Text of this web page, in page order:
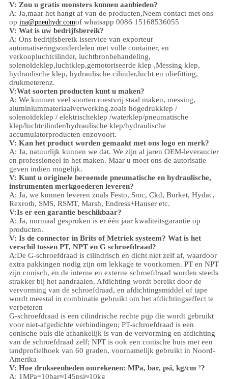
V: Zou u gratis monsters kunnen aanbieden?
A: Ja,maar het hangt af van de producten,Neem contact met ons
op ina@pneuhydr.comof whatsapp 0086 15168536055
V: Wat is uw bedrijfsbereik?
A: Ons bedrijfsbereik isservice van exporteur
automatiseringsonderdelen met volle container, en
verkoopluchtcilinder, luchtbronbehandeling,
solenoïdeklep,luchtklep,gemotoriseerde klep ,Messing klep,
hydraulische klep, hydraulische cilinder,lucht en oliefitting,
drukmeterenz.
V:Wat soorten producten kunt u maken?
A: We kunnen veel soorten roestvrij staal maken, messing,
aluminiummateriaalverwerking.zoals hogedrukklep /
solenoïdeklep / elektrischeklep /waterklep/pneumatische
klep/luchtcilinder/hydraulische klep/hydraulische
accumulatorproducten enzovoort.
V: Kan het product worden gemaakt met ons logo en merk?
A: Ja, natuurlijk kunnen we dat. We zijn al jaren OEM-leverancier
en professioneel in het maken. Maar u moet ons de autorisatie
geven indien mogelijk.
V: Kunt u originele beroemde pneumatische en hydraulische,
instrumenten merkgoederen leveren?
A: Ja, we kunnen leveren zoals Festo, Smc, Ckd, Burket, Hydac,
Rexroth, SMS, RSMT, Marsh, Endress+Hauser etc.
V:Is er een garantie beschikbaar?
A: Ja, normaal gesproken is er één jaar kwaliteitsgarantie op
producten.
V: Is de connector in Brits of Metriek systeem? Wat is het
verschil tussen PT, NPT en G schroefdraad?
A:De G-schroefdraad is cilindrisch en dicht niet zelf af, waardoor
extra pakkingen nodig zijn om lekkage te voorkomen. PT en NPT
zijn conisch, en de interne en externe schroefdraad worden steeds
strakker bij het aandraaien. Afdichting wordt bereikt door de
vervorming van de schroefdraad, en afdichtingsmiddel of tape
wordt meestal in combinatie gebruikt om het afdichtingseffect te
verbeteren
G-schroefdraad is een cilindrische rechte pijp die wordt gebruikt
voor niet-afgedichte verbindingen; PT-schroefdraad is een
conische buis die afhankelijk is van de vervorming en afdichting
van de schroefdraad zelf; NPT is ook een conische buis met een
tandprofielhoek van 60 graden, voornamelijk gebruikt in Noord-
Amerika
V: Hoe drukseenheden omrekenen: MPa, bar, psi, kg/cm ²?
A: 1MPa=10bar≈145psi≈10kg